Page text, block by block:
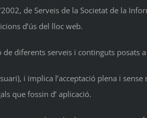
de Serveis de la Societat de la
d’ús del lloc web.
de diferents serveis i continguts posats
i implica l’acceptació plena i
que fossin d’ aplicació.